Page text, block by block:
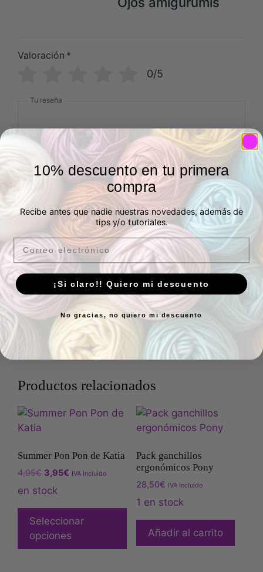
Valoración *
0/5
Tu reseña
Nombre Correo electrónico
Añade fotos o vídeos a tu
reseña
Enviar
Productos relacionados
Summer Pon Pon de Katia
4,95€ 3,95€ IVA Incluído
en stock
Seleccionar
opciones
Pack ganchillos
ergonómicos Pony
28,50€ IVA Incluído
1 en stock
Añadir al carrito
10% descuento en tu primera
compra
Recibe antes que nadie nuestras novedades, además de
tips y/o tutoriales.
Email
¡Si claro!! Quiero mi descuento
No gracias, no quiero mi descuento